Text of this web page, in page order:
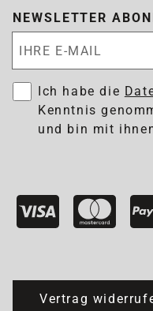
NEWSLETTER
Ich habe die
Kenntnis
und bin mit
Vertrag